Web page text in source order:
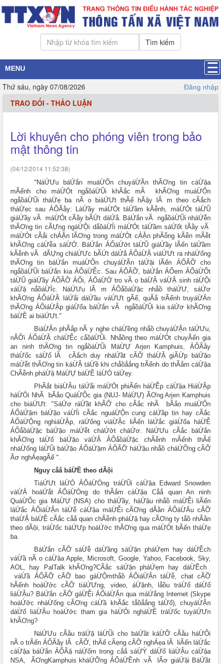
Tìm kiếm
MENU
Thứ sáu, ngày 07/08/2026 Đăng nhập
TRAO ĐỔI - THẢO LUẬN
Lời khuyên cho phóng viên trong bảo
mật thông tin
(04/12/2014 11:52:38)
" NáỨƯu báỨắn muáỪỔn chuyáỪẶn thÃƠng tin cáỪậa
mÃểnh cho máỪỎt ngẳồáỪŨi khÃắc mÃ khÃƠng muáỪỔn
ngẳồáỪŨi tháỪẹ ba nÃ o biáỨƯt thÃể hÃặy lÃ m theo cÃắch
tháỪẹc sau ẢỔÃằy: LáỨầy máỪỎt táỨầm kÃễnh, máỪỎt táỪŨ
giáỨầy vÃ máỪỎt cÃằy bÃỨt dáỨắ. BáỨắn vÃ ngẳồáỪŨi nháỨễn
thÃƠng tin cÃỰng ngáỪỘi dẳồáỪỈi máỪỎt táỨầm sáỨốt tÃằy vÃ
máỪỎt cÃắi chẢẶn lÃƠng trong máỪỎt cẢẶn phÃỗng kÃễn mÃễt
khÃƠng cáỪễa sáỪỚ. BáỨắn ẢỔáỨởt táỪŨ giáỨầy lÃến táỨầm
kÃễnh vÃ dÃỰng chiáỨƯc bÃỨt dáỨắ ẢỔáỪẶ viáỨƯt ra nháỪống
thÃƠng tin báỨắn muáỪỔn chuyáỪẶn táỨặi lÃến ẢỔÃỠ cho
ngẳồáỪŨi báỨắn kia ẢỔáỪỄc. Sau ẢỔÃỠ, báỨắn ẢỔem ẢỔáỪỔt
táỪŨ giáỨầy ẢỔÃỠ ẢỔi, ẢỔáỪỚ tro vÃ o báỪẬ váỪẬ sinh ráỪỘi
xáỨặ nẳồáỪỈc. NáỨƯu lÃ m ẢỔẳồáỪặc nhẳồ tháỨƯ, sáỨơ
khÃƠng ẢỔáỪẶ láỨắi dáỨầu váỨƯt gÃể, quÃắ trÃểnh truyáỪẮn
thÃƠng ẢỔiáỪẬp giáỪốa báỨắn vÃ ngẳồáỪŨi kia sáỨơ khÃƠng
báỪỀ ai biáỨƯt."
BiáỪẬn phÃắp nÃ y nghe cháỪềng nhẳồ chuyáỪẬn táỨƯu,
nÃỠi ẢỔáỪẶ cháỪỄc cẳồáỪŨi. Nhẳồng theo máỪỎt chuyÃến gia
an ninh thÃƠng tin ngẳồáỪŨi MáỪỰ Arjen Kamphuis, ẢỔÃằy
tháỪổc sáỪổ lÃ cÃắch duy nháỨầt cÃỠ tháỪẶ giÃỨp báỨặo
máỨễt thÃƠng tin káỪẶ táỪề khi chẳồẳắng trÃểnh do thÃắm cáỪậa
ChÃễnh pháỪậ MáỪỰ báỪỀ láỪỎ táỨẹy.
PhÃắt biáỪẶu táỨắi máỪỎt phiÃến háỪỄp cáỪậa HiáỪẬp
háỪỎi NhÃ bÃắo QuáỪỔc gia (NUJ- MáỪỰ) ÃƠng Arjen Kamphuis
cho biáỨƯt: "SáỨơ ráỨầt khÃỠ cho cÃắc nhÃ bÃắo muáỪỔn
ẢỔáỨặm báỨặo váỪỈi cÃắc nguáỪỘn cung cáỨầp tin hay cÃắc
ẢỔáỪỘng nghiáỪẬp, ráỨổng viáỪẬc liÃến láỨắc giáỪốa háỪỄ
ẢỔẳồáỪặc báỨặo máỨễt cháỨởt cháỨơ. NáỨƯu cÃắc báỨắn
khÃƠng táỪổ báỨặo váỪẬ ẢỔẳồáỪặc chÃễnh mÃểnh thÃể
nháỪống láỪŨi báỨặo ẢỔáỨặm ẢỔÃỠ háỨậu nhẳồ cháỨỠng cÃỠ
Ãơ nghẢẹa
".
Nguy cẳắ báỪỀ theo dÃội
TiáỨƯt láỪỎ ẢỔáỪỎng tráỪŨi cáỪậa Edward Snowden
váỪẮ hoáỨắt ẢỔáỪỎng do thÃắm cáỪậa Cẳắ quan An ninh
QuáỪỔc gia MáỪỰ (NSA) cho tháỨầy, háỨậu nhẳồ máỪỄi liÃến
láỨắc ẢỔiáỪẬn táỪễ cáỪậa máỪỄi cÃƠng dÃằn ẢỔáỪẮu cÃỠ
tháỪẶ báỪỀ cÃắc cẳắ quan chÃễnh pháỪậ hay cÃƠng ty tẳồ nhÃằn
theo dÃội, tráỪổc tiáỨƯp hoáỨởc thÃƠng qua máỪỎt bÃến tháỪẹ
ba.
BáỨắn cÃỠ sáỪễ dáỪầng sáỨặn pháỨẹm hay dáỪỀch
váỪầ nÃ o cáỪậa Apple, Microsoft, Google, Yahoo, Facebook, Sky,
AOL, hay PalTalk khÃƠng?CÃắc sáỨặn pháỨẹm hay dáỪỀch
váỪầ ẢỔÃỠ cÃỠ bao gáỪỘmthẳồ ẢỔiáỪẬn táỪễ, chat cÃỠ
hÃểnh hoáỨởc cÃỠ tiáỨƯng, video, áỨặnh, lẳồu tráỪố dáỪố
liáỪẬu? BáỨắn cÃỠ gáỪỄi ẢỔiáỪẬn qua máỨắng Internet (Skype
hoáỨởc nháỪống cÃƠng cáỪầ khÃắc tẳồẳắng táỪổ), chuyáỪẶn
dáỪố liáỪẬu hoáỨởc tham gia háỪỎi ngháỪỀ tráỪổc tuyáỨƯn
khÃƠng?
NáỨƯu cÃằu tráỨặ láỪŨi cho báỨầt káỪỠ cÃằu háỪỐi
nÃ o trÃến ẢỔÃằy lÃ cÃỠ, thÃể cĂẹng cÃỠ nghẢẹa lÃ liÃến láỨắc
cáỪậa báỨắn ẢỔÃặ náỨổm trong cẳắ sáỪỲ dáỪố liáỪẬu cáỪậa
NSA,
ÃƠngKamphuis kháỨỠng ẢỔáỪỀnh
BáỨầt